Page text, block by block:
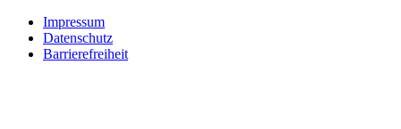
Impressum
Datenschutz
Barrierefreiheit